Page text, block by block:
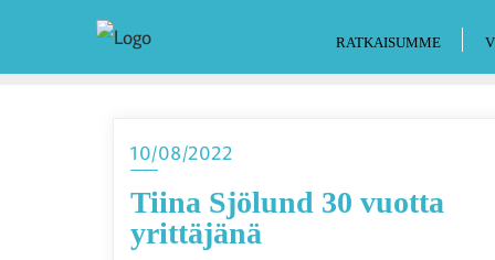
RATKAISUMME
10/08/2022
Tiina Sjölund 30 vuotta
yrittäjänä